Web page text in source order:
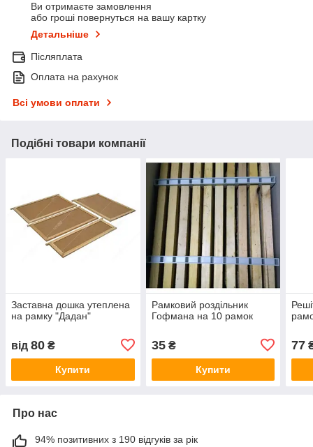
Ви отримаєте замовлення
або гроші повернуться на вашу картку
Детальніше
Післяплата
Оплата на рахунок
Всі умови оплати
Подібні товари компанії
Заставна дошка утеплена
на рамку "Дадан"
від 80 ₴
Купити
Рамковий роздільник
Гофмана на 10 рамок
35₴
Купити
77
Про нас
94% позитивних з 190 відгуків за рік